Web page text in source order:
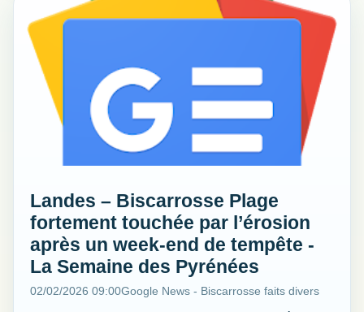
Landes – Biscarrosse Plage
fortement touchée par l’érosion
après un week-end de tempête -
La Semaine des Pyrénées
02/02/2026 09:00Google News - Biscarrosse faits divers